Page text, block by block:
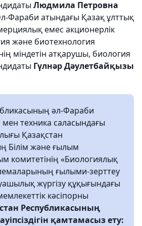
Людмила Петровна
Фараби атындағы Қазақ ұлттық
емес акционерлік
және биотехнология
міндетін атқарушы, биология
Гүлнәр Дәулетбайқызы
әл-Фараби
техника саласындағы
Қазақстан
Білім және ғылым
комитетінің «Биологиялық
ғылыми-зерттеу
жүргізу құқығындағы
кәсіпорны
Республикасының
қамтамасыз ету: